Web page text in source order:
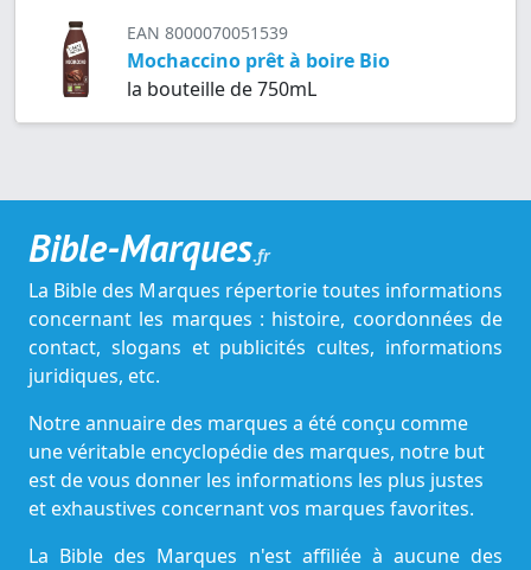
EAN 8000070051539
Mochaccino prêt à boire Bio
la bouteille de 750mL
Bible-Marques.fr
La Bible des Marques répertorie toutes informations
concernant les marques : histoire, coordonnées de
contact, slogans et publicités cultes, informations
juridiques, etc.
Notre annuaire des marques a été conçu comme
une véritable encyclopédie des marques, notre but
est de vous donner les informations les plus justes
et exhaustives concernant vos marques favorites.
La Bible des Marques n'est affiliée à aucune des